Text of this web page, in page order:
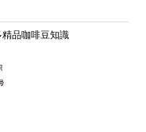
精品咖啡豆知識